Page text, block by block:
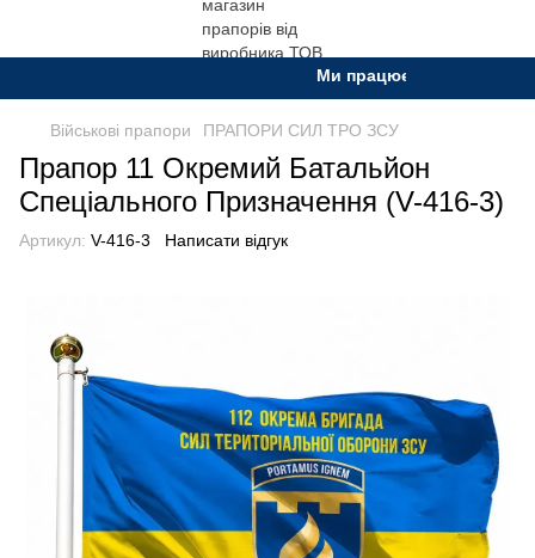
Ми працюємо. Все буде
Військові прапори ПРАПОРИ СИЛ ТРО ЗСУ
Прапор 11 Окремий Батальйон
Спеціального Призначення (V-416-3)
Артикул: V-416-3 Написати відгук